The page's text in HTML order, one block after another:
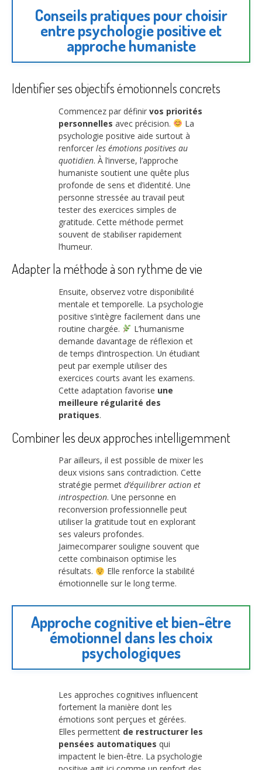
Conseils pratiques pour choisir
entre psychologie positive et
approche humaniste
Identifier ses objectifs émotionnels concrets
Commencez par définir vos priorités
personnelles avec précision.
La
psychologie positive aide surtout à
renforcer les émotions positives au
quotidien. À l’inverse, l’approche
humaniste soutient une quête plus
profonde de sens et d’identité. Une
personne stressée au travail peut
tester des exercices simples de
gratitude. Cette méthode permet
souvent de stabiliser rapidement
l’humeur.
Adapter la méthode à son rythme de vie
Ensuite, observez votre disponibilité
mentale et temporelle. La psychologie
positive s’intègre facilement dans une
routine chargée.
L’humanisme
demande davantage de réflexion et
de temps d’introspection. Un étudiant
peut par exemple utiliser des
exercices courts avant les examens.
Cette adaptation favorise une
meilleure régularité des
pratiques.
Combiner les deux approches intelligemment
Par ailleurs, il est possible de mixer les
deux visions sans contradiction. Cette
stratégie permet d’équilibrer action et
introspection. Une personne en
reconversion professionnelle peut
utiliser la gratitude tout en explorant
ses valeurs profondes.
Jaimecomparer souligne souvent que
cette combinaison optimise les
résultats.
Elle renforce la stabilité
émotionnelle sur le long terme.
Approche cognitive et bien-être
émotionnel dans les choix
psychologiques
Les approches cognitives influencent
fortement la manière dont les
émotions sont perçues et gérées.
Elles permettent de restructurer les
pensées automatiques qui
impactent le bien-être. La psychologie